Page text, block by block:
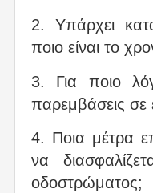
2. Υπάρχει
ποιο είναι το
3. Για ποιο
παρεμβάσεις σε
4. Ποια μέτρα
να
οδοστρώματος;